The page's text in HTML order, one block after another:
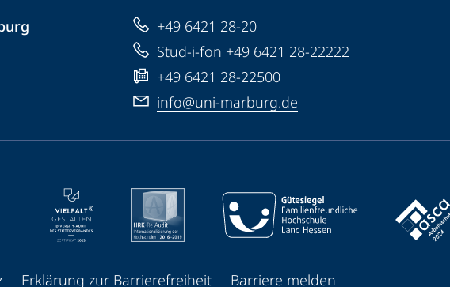
+49 6421 28-20
Stud-i-fon +49 6421 28-22222
+49 6421 28-22500
info@uni-marburg.de
Erklärung zur Barrierefreiheit
Barriere melden